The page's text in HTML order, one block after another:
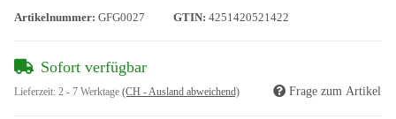
Artikelnummer: GFG0027 GTIN: 4251420521422
Sofort verfügbar
Lieferzeit: 2 - 7 Werktage (CH - Ausland abweichend) Frage zum Artikel